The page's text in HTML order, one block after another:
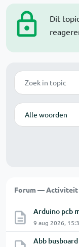
Dit
Zoek
Modus
Forum — Activiteit
Arduino pcb
9 aug 2026,